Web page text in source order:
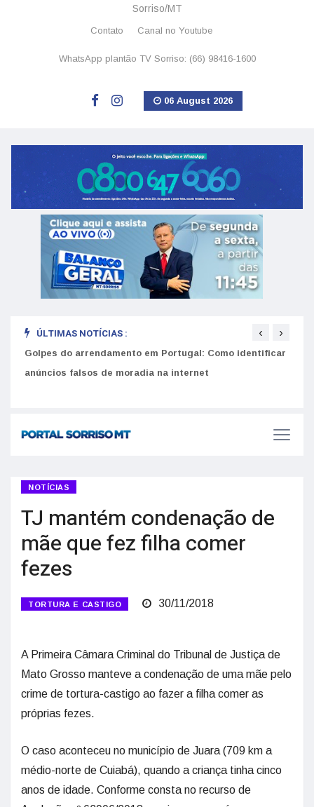
Sorriso/MT
Contato Canal no Youtube
WhatsApp plantão TV Sorriso: (66) 98416-1600
06 August 2026
ÚLTIMAS NOTÍCIAS :
Golpes do arrendamento em Portugal: Como identificar
anúncios falsos de moradia na internet
‹ ›
NOTÍCIAS
TJ mantém condenação de
mãe que fez filha comer
fezes
TORTURA E CASTIGO 30/11/2018
A Primeira Câmara Criminal do Tribunal de Justiça de
Mato Grosso manteve a condenação de uma mãe pelo
crime de tortura-castigo ao fazer a filha comer as
próprias fezes.
O caso aconteceu no município de Juara (709 km a
médio-norte de Cuiabá), quando a criança tinha cinco
anos de idade. Conforme consta no recurso de